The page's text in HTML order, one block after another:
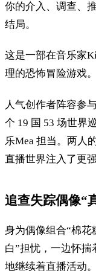
你的介入、调查、
结局。
这是一部在音乐家
理的恐怖冒险游戏。
人气创作者阵容参
个 19 国 53 场世界
乐Mea 担当。两人
直播世界注入了更
追查失踪偶像“
身为偶像组合“棉花
白”担忧，一边怀揣
地继续着直播活动。